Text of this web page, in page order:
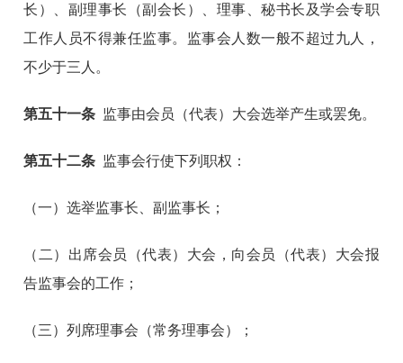
长）、副理事长（副会长）、理事、秘书长及学会专职
工作人员不得兼任监事。监事会人数一般不超过九人，
不少于三人。
第五十一条 监事由会员（代表）大会选举产生或罢免。
第五十二条 监事会行使下列职权：
（一）选举监事长、副监事长；
（二）出席会员（代表）大会，向会员（代表）大会报
告监事会的工作；
（三）列席理事会（常务理事会）；